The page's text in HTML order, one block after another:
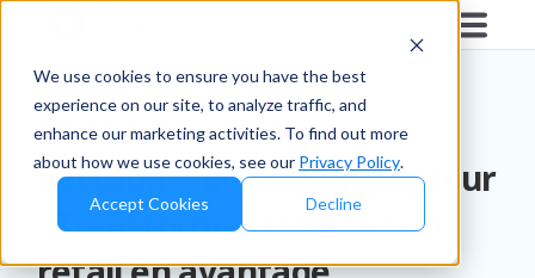
We use cookies to ensure you have the best
experience on our site, to analyze traffic, and
enhance our marketing activities. To find out more
about how we use cookies, see our Privacy Policy.
Accept Cookies Decline
Maîtriser « l’instant de
décision » du consommateur
: Transformer les défis du